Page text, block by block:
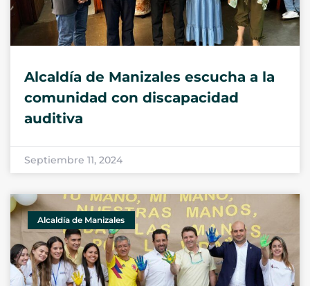
Alcaldía de Manizales escucha a la
comunidad con discapacidad
auditiva
Septiembre 11, 2024
Alcaldía de Manizales